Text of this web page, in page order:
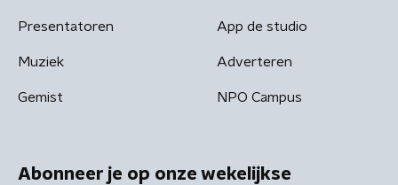
Presentatoren
Muziek
Gemist
App de studio
Adverteren
NPO Campus
Abonneer je op onze wekelijkse